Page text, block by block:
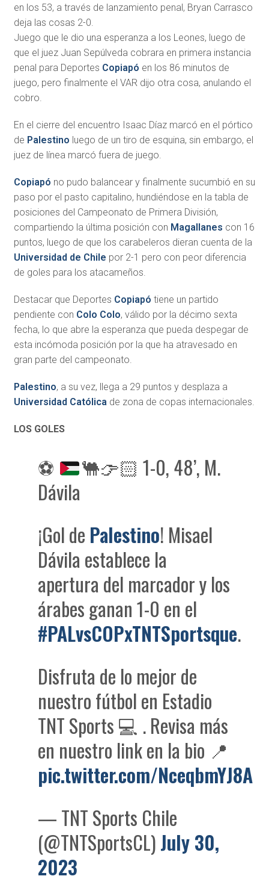
en los 53, a través de lanzamiento penal, Bryan Carrasco
deja las cosas 2-0.
Juego que le dio una esperanza a los Leones, luego de
que el juez Juan Sepúlveda cobrara en primera instancia
penal para Deportes Copiapó en los 86 minutos de
juego, pero finalmente el VAR dijo otra cosa, anulando el
cobro.
En el cierre del encuentro Isaac Díaz marcó en el pórtico
de Palestino luego de un tiro de esquina, sin embargo, el
juez de línea marcó fuera de juego.
Copiapó no pudo balancear y finalmente sucumbió en su
paso por el pasto capitalino, hundiéndose en la tabla de
posiciones del Campeonato de Primera División,
compartiendo la última posición con Magallanes con 16
puntos, luego de que los carabeleros dieran cuenta de la
Universidad de Chile por 2-1 pero con peor diferencia
de goles para los atacameños.
Destacar que Deportes Copiapó tiene un partido
pendiente con Colo Colo, válido por la décimo sexta
fecha, lo que abre la esperanza que pueda despegar de
esta incómoda posición por la que ha atravesado en
gran parte del campeonato.
Palestino, a su vez, llega a 29 puntos y desplaza a
Universidad Católicade zona de copas internacionales.
LOS GOLES
⚽ 🐫👉🏻 1-0, 48’, M.
Dávila
¡Gol de Palestino! Misael
Dávila establece la
apertura del marcador y los
árabes ganan 1-0 en el
#PALvsCOPxTNTSportsque.
Disfruta de lo mejor de
nuestro fútbol en Estadio
TNT Sports 💻 . Revisa más
en nuestro link en la bio 📍
pic.twitter.com/NceqbmYJ8A
— TNT Sports Chile
(@TNTSportsCL)July 30,
2023